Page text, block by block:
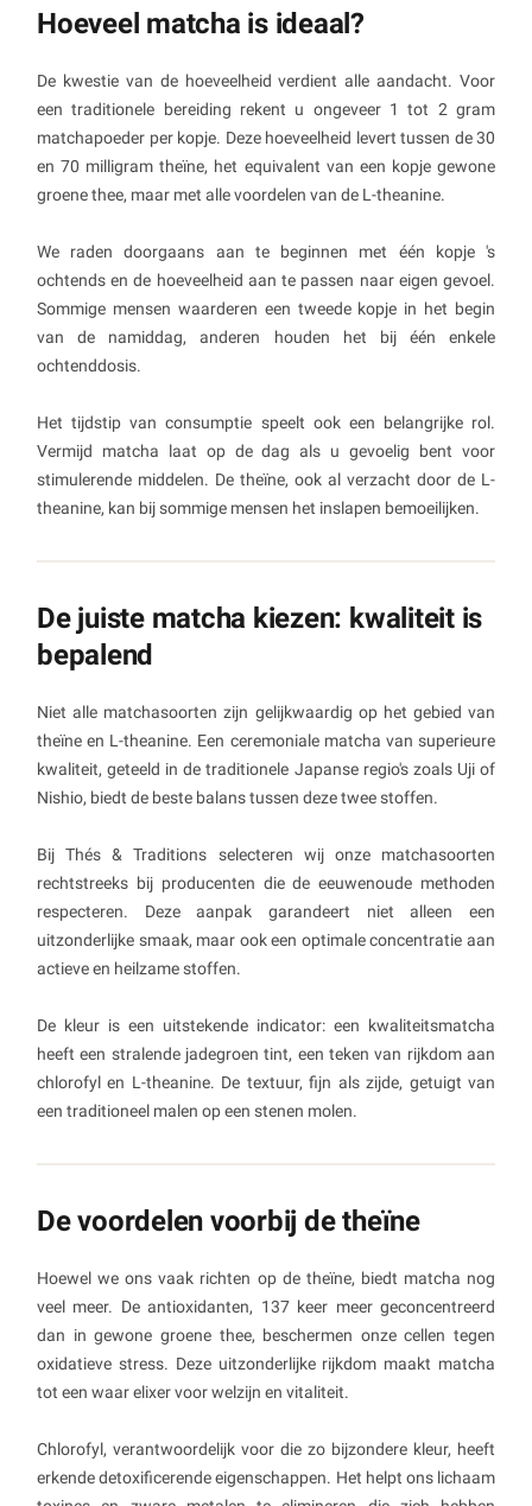
Hoeveel matcha is ideaal?
De kwestie van de hoeveelheid verdient alle aandacht. Voor
een traditionele bereiding rekent u ongeveer 1 tot 2 gram
matchapoeder per kopje. Deze hoeveelheid levert tussen de 30
en 70 milligram theïne, het equivalent van een kopje gewone
groene thee, maar met alle voordelen van de L-theanine.
We raden doorgaans aan te beginnen met één kopje 's
ochtends en de hoeveelheid aan te passen naar eigen gevoel.
Sommige mensen waarderen een tweede kopje in het begin
van de namiddag, anderen houden het bij één enkele
ochtenddosis.
Het tijdstip van consumptie speelt ook een belangrijke rol.
Vermijd matcha laat op de dag als u gevoelig bent voor
stimulerende middelen. De theïne, ook al verzacht door de L-
theanine, kan bij sommige mensen het inslapen bemoeilijken.
De juiste matcha kiezen: kwaliteit is
bepalend
Niet alle matchasoorten zijn gelijkwaardig op het gebied van
theïne en L-theanine. Een ceremoniale matcha van superieure
kwaliteit, geteeld in de traditionele Japanse regio's zoals Uji of
Nishio, biedt de beste balans tussen deze twee stoffen.
Bij Thés & Traditions selecteren wij onze matchasoorten
rechtstreeks bij producenten die de eeuwenoude methoden
respecteren. Deze aanpak garandeert niet alleen een
uitzonderlijke smaak, maar ook een optimale concentratie aan
actieve en heilzame stoffen.
De kleur is een uitstekende indicator: een kwaliteitsmatcha
heeft een stralende jadegroen tint, een teken van rijkdom aan
chlorofyl en L-theanine. De textuur, fijn als zijde, getuigt van
een traditioneel malen op een stenen molen.
De voordelen voorbij de theïne
Hoewel we ons vaak richten op de theïne, biedt matcha nog
veel meer. De antioxidanten, 137 keer meer geconcentreerd
dan in gewone groene thee, beschermen onze cellen tegen
oxidatieve stress. Deze uitzonderlijke rijkdom maakt matcha
tot een waar elixer voor welzijn en vitaliteit.
Chlorofyl, verantwoordelijk voor die zo bijzondere kleur, heeft
erkende detoxificerende eigenschappen. Het helpt ons lichaam